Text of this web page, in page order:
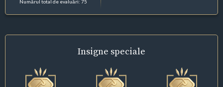
Numărul total de evaluări: 75
Insigne speciale